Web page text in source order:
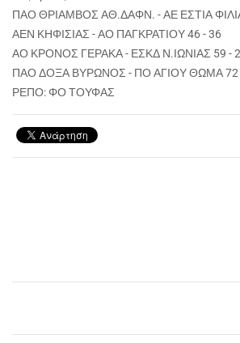
ΠΑΟ ΘΡΙΑΜΒΟΣ ΑΘ.ΔΑΦΝ. - ΑΕ ΕΣΤΙΑ
ΑΕΝ ΚΗΦΙΣΙΑΣ - ΑΟ ΠΑΓΚΡΑΤΙΟΥ 46 - 36
ΑΟ ΚΡΟΝΟΣ ΓΕΡΑΚΑ - ΕΣΚΔ Ν.ΙΩΝΙΑΣ 59 -
ΠΑΟ ΔΟΞΑ ΒΥΡΩΝΟΣ - ΠΟ ΑΓΙΟΥ ΘΩΜΑ 72
ΡΕΠΟ: ΦΟ ΤΟΥΦΑΣ